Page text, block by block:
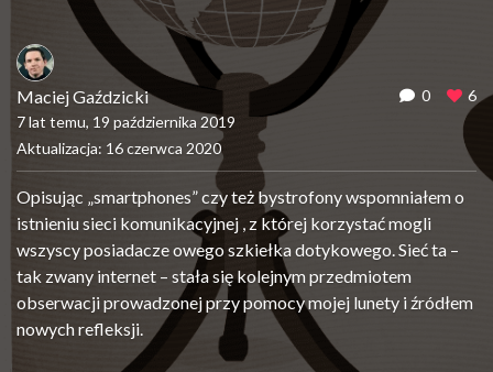
Maciej Gaździcki
7 lat temu, 19 października 2019
Aktualizacja: 16 czerwca 2020
0 6
Opisując „smartphones” czy też bystrofony wspomniałem o
istnieniu sieci komunikacyjnej , z której korzystać mogli
wszyscy posiadacze owego szkiełka dotykowego. Sieć ta –
tak zwany internet – stała się kolejnym przedmiotem
obserwacji prowadzonej przy pomocy mojej lunety i źródłem
nowych refleksji.